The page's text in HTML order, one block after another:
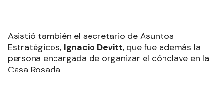
Asistió también el secretario de Asuntos
Estratégicos, Ignacio Devitt, que fue además la
persona encargada de organizar el cónclave en la
Casa Rosada.